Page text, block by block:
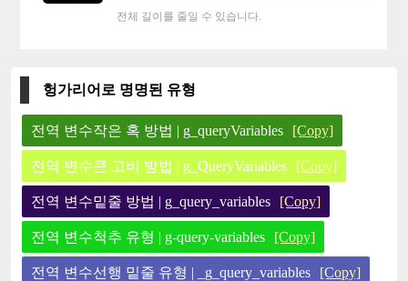
전체 길이를 줄일 수 있습니다.
헝가리어로 명명된 유형
전역 변수작은 혹 방법 | g_queryVariables [Copy]
전역 변수큰 고비 방법 | g_QueryVariables [Copy]
전역 변수밑줄 방법 | g_query_variables [Copy]
전역 변수척추 유형 | g-query-variables [Copy]
전역 변수선행 밑줄 유형 | _g_query_variables [Copy]